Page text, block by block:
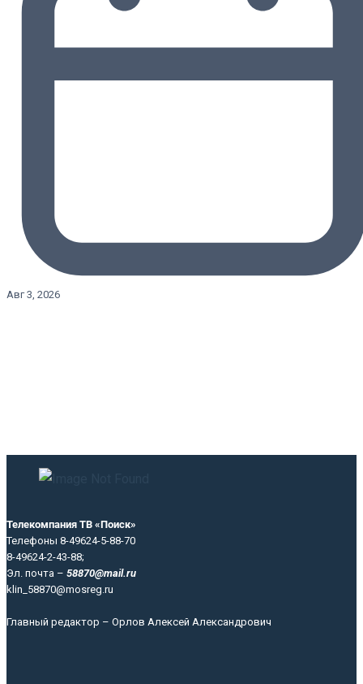
Авг 3, 2026
Телекомпания ТВ «Поиск»
Телефоны 8-49624-5-88-70
8-49624-2-43-88;
Эл. почта – 58870@mail.ru
klin_58870@mosreg.ru
Главный редактор – Орлов Алексей Александрович